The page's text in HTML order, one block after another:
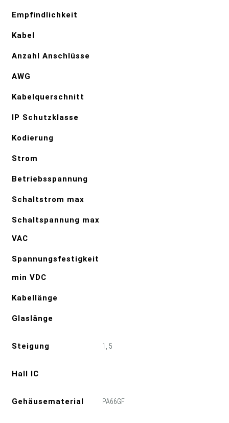
Empfindlichkeit
Kabel
Anzahl Anschlüsse
AWG
Kabelquerschnitt
IP Schutzklasse
Kodierung
Strom
Betriebsspannung
Schaltstrom max
Schaltspannung max
VAC
Spannungsfestigkeit
min VDC
Kabellänge
Glaslänge
Steigung 1, 5
Hall IC
Gehäusematerial PA66GF